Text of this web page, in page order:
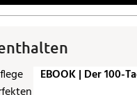
EBOOK | Der 100-